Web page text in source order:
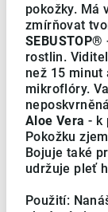
pokožky. Má
zmírňovat
SEBUSTOP®
rostlin.
než 15
mikroflóry.
Aloe Vera - k
Pokožku
Bojuje také
udržuje pleť
Použití: